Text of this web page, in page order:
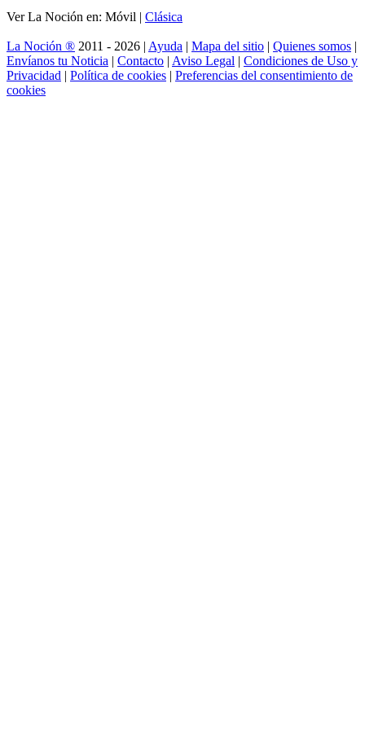
Ver La Noción en: Móvil | Clásica
La Noción ® 2011 - 2026 | Ayuda | Mapa del sitio | Quienes somos |
Envíanos tu Noticia | Contacto | Aviso Legal | Condiciones de Uso y
Privacidad | Política de cookies | Preferencias del consentimiento de
cookies